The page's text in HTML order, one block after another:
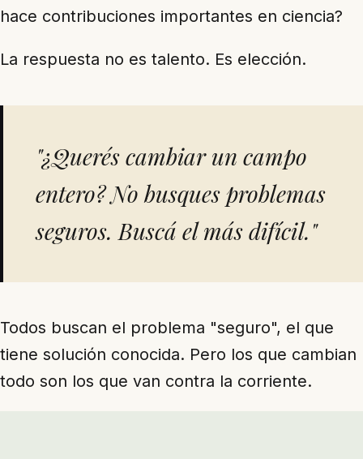
hace contribuciones importantes en ciencia?
La respuesta no es talento. Es elección.
"¿Querés cambiar un campo
entero? No busques problemas
seguros. Buscá el más difícil."
Todos buscan el problema "seguro", el que
tiene solución conocida. Pero los que cambian
todo son los que van contra la corriente.